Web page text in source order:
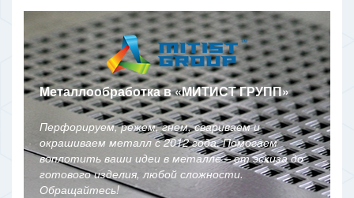
Металлообработка в«МИТИСТ ГРУПП»
Перфорируем, режем, гнем, свариваем и
окрашиваем металл с 2012 года. Помогаем
воплотить ваши идеи в металле – от эскиза до
готового изделия, любой сложности.
Обращайтесь!